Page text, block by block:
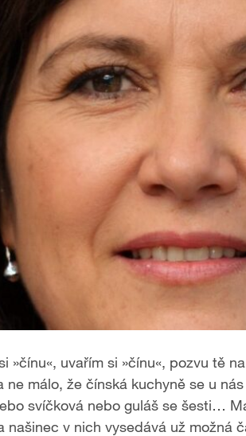
»čínu«, uvařím si »čínu«, pozvu tě
ne málo, že čínská kuchyně se u
svíčková nebo guláš se šesti…
našinec v nich vysedává už možná